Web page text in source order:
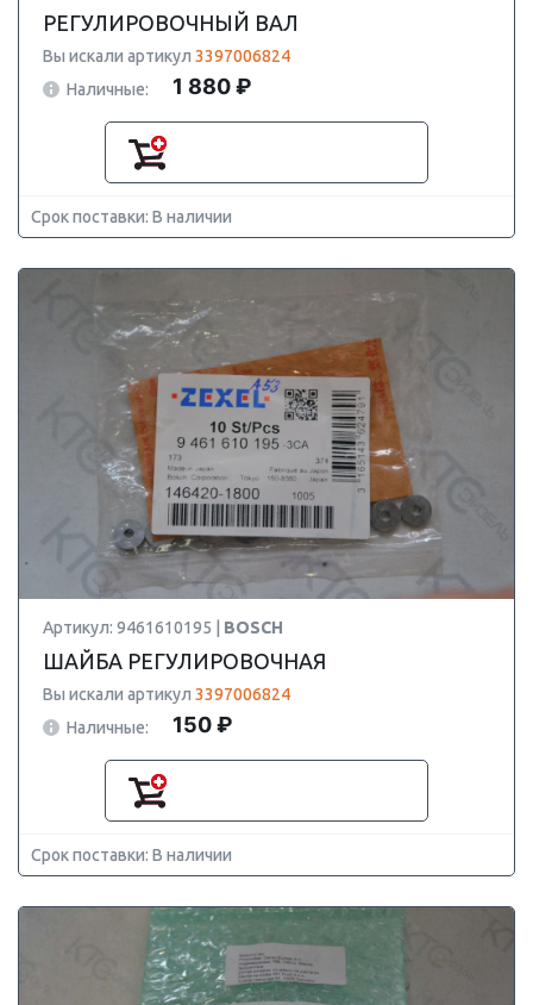
РЕГУЛИРОВОЧНЫЙ ВАЛ
Вы искали артикул 3397006824
Наличные:
1 880 ₽
Срок поставки: В наличии
Артикул: 9461610195 | BOSCH
ШАЙБА РЕГУЛИРОВОЧНАЯ
Вы искали артикул 3397006824
Наличные:
150 ₽
Срок поставки: В наличии